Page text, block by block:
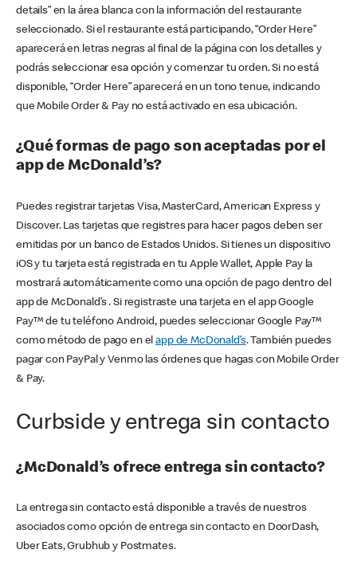
details” en la área blanca con la información del restaurante
seleccionado. Si el restaurante está participando, “Order Here”
aparecerá en letras negras al final de la página con los detalles y
podrás seleccionar esa opción y comenzar tu orden. Si no está
disponible, “Order Here” aparecerá en un tono tenue, indicando
que Mobile Order & Pay no está activado en esa ubicación.
¿Qué formas de pago son aceptadas por el
app de McDonald’s?
Puedes registrar tarjetas Visa, MasterCard, American Express y
Discover. Las tarjetas que registres para hacer pagos deben ser
emitidas por un banco de Estados Unidos. Si tienes un dispositivo
iOS y tu tarjeta está registrada en tu Apple Wallet, Apple Pay la
mostrará automáticamente como una opción de pago dentro del
app de McDonald’s . Si registraste una tarjeta en el app Google
Pay™ de tu teléfono Android, puedes seleccionar Google Pay™
como método de pago en elapp de McDonald’s. También puedes
pagar con PayPal y Venmo las órdenes que hagas con Mobile Order
& Pay.
Curbside y entrega sin contacto
¿McDonald’s ofrece entrega sin contacto?
La entrega sin contacto está disponible a través de nuestros
asociados como opción de entrega sin contacto en DoorDash,
Uber Eats, Grubhub y Postmates.